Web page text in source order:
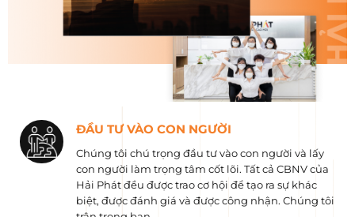
ĐẦU TƯ VÀO CON NGƯỜI
Chúng tôi chú trọng đầu tư vào con người và lấy
con người làm trọng tâm cốt lõi. Tất cả CBNV của
Hải Phát đều được trao cơ hội để tạo ra sự khác
biệt, được đánh giá và được công nhận. Chúng tôi